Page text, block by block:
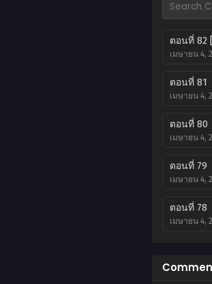
ตอนที่ 82
เมษายน 4,
ตอนที่ 81
เมษายน 4,
ตอนที่ 80
เมษายน 4,
ตอนที่ 79
เมษายน 4,
ตอนที่ 78
เมษายน 4,
เมษายน 4,